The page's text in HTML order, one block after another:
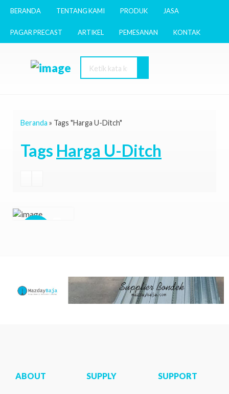
BERANDA TENTANG KAMI PRODUK JASA
PAGAR PRECAST ARTIKEL PEMESANAN KONTAK
Beranda » Tags "Harga U-Ditch"
Tags Harga U-Ditch
ABOUT SUPPLY SUPPORT